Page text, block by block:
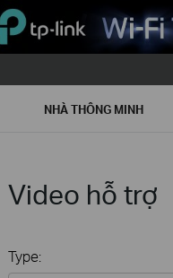
NHÀ THÔNG MINH
Video hỗ trợ
Type: